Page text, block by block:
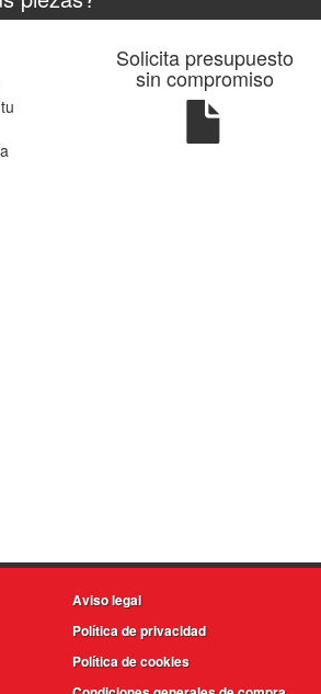
Solicita presupuesto
sin compromiso
Aviso legal
Política de privacidad
Política de cookies